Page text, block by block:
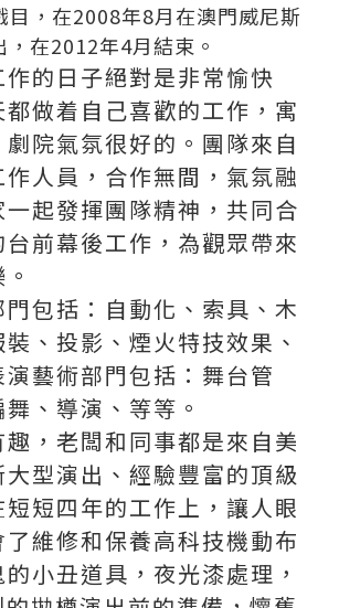
目，在2008年8月在澳門威尼斯
，在2012年4月結束。
的日子絕對是非常愉快
做着自己喜歡的工作，寓
院氣氛很好的。團隊來自
人員，合作無間，氣氛融
起發揮團隊精神，共同合
前幕後工作，為觀眾帶來
包括：自動化、索具、木
、投影、煙火特技效果、
藝術部門包括：舞台管
、導演、等等。
，老闆和同事都是來自美
型演出、經驗豐富的頂級
短四年的工作上，讓人眼
維修和保養高科技機動布
小丑道具，夜光漆處理，